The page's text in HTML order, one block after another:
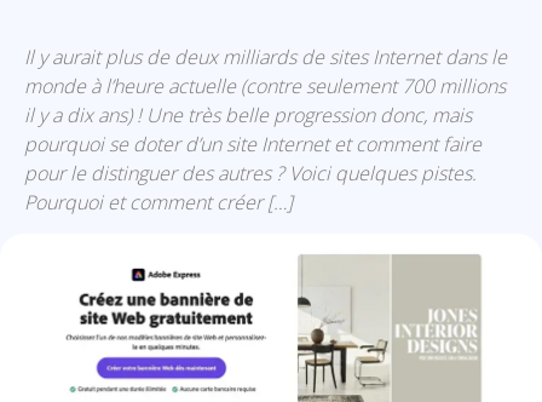
Il y aurait plus de deux milliards de sites Internet dans le
monde à l’heure actuelle (contre seulement 700 millions
il y a dix ans) ! Une très belle progression donc, mais
pourquoi se doter d’un site Internet et comment faire
pour le distinguer des autres ? Voici quelques pistes.
Pourquoi et comment créer […]